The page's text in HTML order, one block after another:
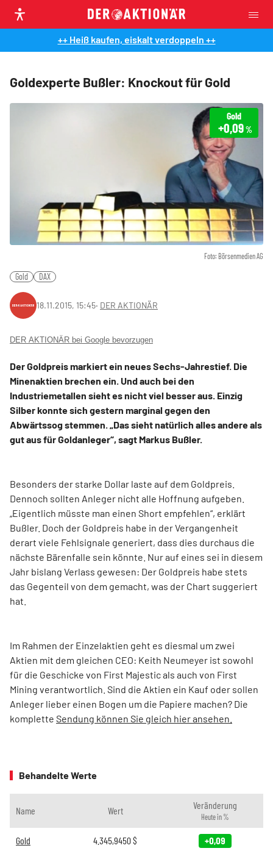
++ Heiß kaufen, eiskalt verdoppeln ++
Goldexperte Bußler: Knockout für Gold
Foto: Börsenmedien AG
Gold
+0,09%
Gold DAX
18.11.2015, 15:45‧ DER AKTIONÄR
DER AKTIONÄR bei Google bevorzugen
Der Goldpreis markiert ein neues Sechs-Jahrestief. Die
Minenaktien brechen ein. Und auch bei den
Industriemetallen sieht es nicht viel besser aus. Einzig
Silber konnte sich gestern marginal gegen den
Abwärtssog stemmen. „Das sieht natürlich alles andere als
gut aus für Goldanleger“, sagt Markus Bußler.
Besonders der starke Dollar laste auf dem Goldpreis.
Dennoch sollten Anleger nicht alle Hoffnung aufgeben.
„Eigentlich müsste man einen Short empfehlen“, erklärt
Bußler. Doch der Goldpreis habe in der Vergangenheit
derart viele Fehlsignale generiert, dass dies durchaus die
nächste Bärenfalle sein könnte. Nur auf eines sei in diesem
Jahr bislang Verlass gewesen: Der Goldpreis habe stets
das Gegenteil von dem gemacht, was der Chart suggeriert
hat.
Im Rahmen der Einzelaktien geht es diesmal um zwei
Aktien mit dem gleichen CEO: Keith Neumeyer ist sowohl
für die Geschicke von First Majestic als auch von First
Mining verantwortlich. Sind die Aktien ein Kauf oder sollen
Anleger lieber einen Bogen um die Papiere machen? Die
komplette Sendung können Sie gleich hier ansehen.
Behandelte Werte
Name Wert Veränderung
Heute in %
Gold 4.345,9450$ +0,09